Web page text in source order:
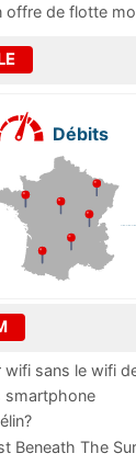
offre de flotte
Débits
wifi sans le wifi
smartphone
Beneath The